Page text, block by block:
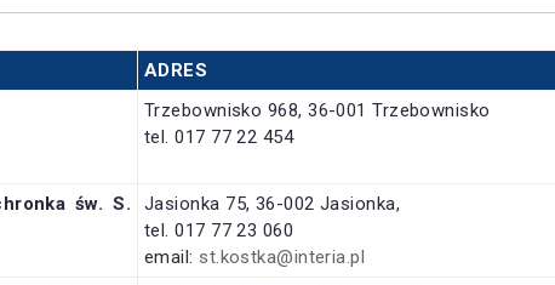
ADRES
Trzebownisko 968, 36-001 Trzebownisko
tel. 017 77 22 454
św. S.
Jasionka 75, 36-002 Jasionka,
tel. 017 77 23 060
email: st.kostka@interia.pl